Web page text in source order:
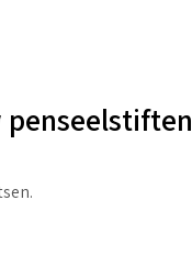
penseelstiften